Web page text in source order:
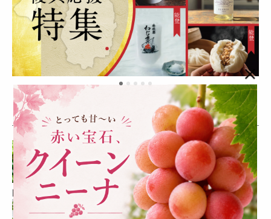
×
CATEGORY カテゴリーから探す
■生鮮品 ■加工食品